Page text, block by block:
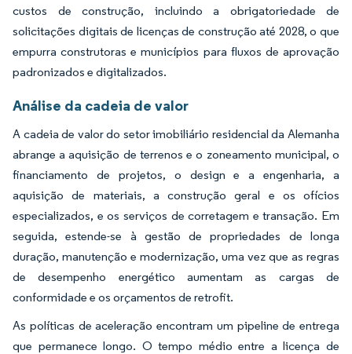
custos de construção, incluindo a obrigatoriedade de
solicitações digitais de licenças de construção até 2028, o que
empurra construtoras e municípios para fluxos de aprovação
padronizados e digitalizados.
Análise da cadeia de valor
A cadeia de valor do setor imobiliário residencial da Alemanha
abrange a aquisição de terrenos e o zoneamento municipal, o
financiamento de projetos, o design e a engenharia, a
aquisição de materiais, a construção geral e os ofícios
especializados, e os serviços de corretagem e transação. Em
seguida, estende-se à gestão de propriedades de longa
duração, manutenção e modernização, uma vez que as regras
de desempenho energético aumentam as cargas de
conformidade e os orçamentos de retrofit.
As políticas de aceleração encontram um pipeline de entrega
que permanece longo. O tempo médio entre a licença de